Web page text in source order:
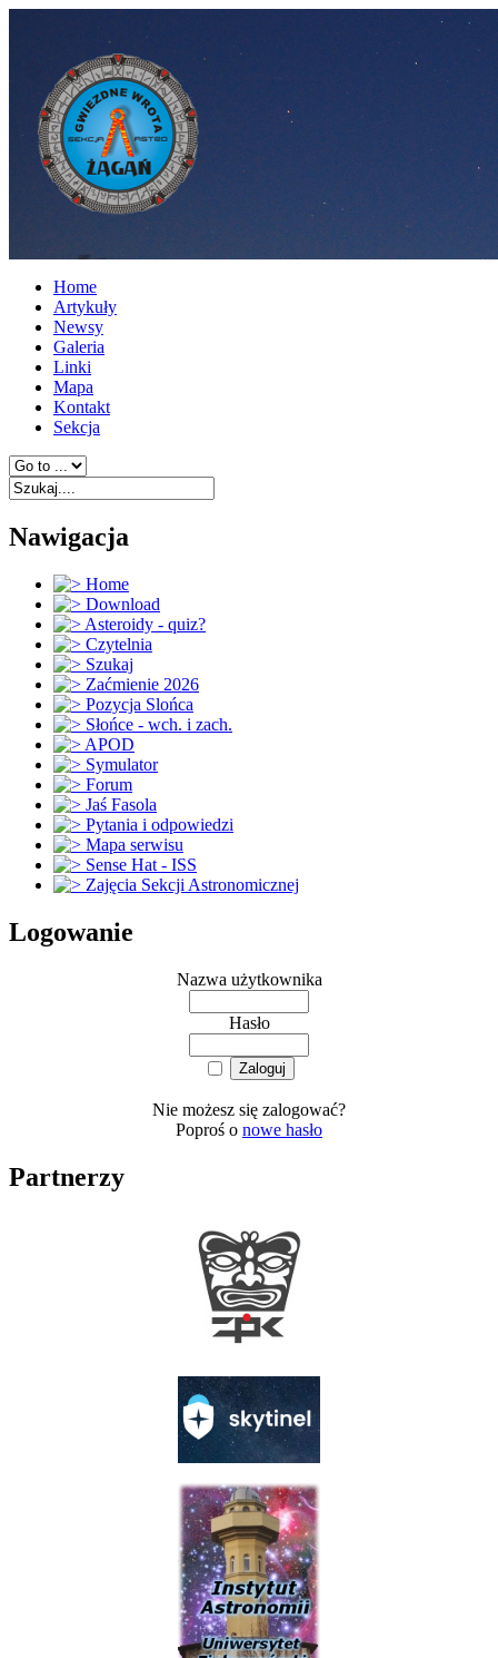
Home
Artykuły
Newsy
Galeria
Linki
Mapa
Kontakt
Sekcja
Nawigacja
Home
Download
Asteroidy - quiz?
Czytelnia
Szukaj
Zaćmienie 2026
Pozycja Slońca
Słońce - wch. i zach.
APOD
Symulator
Forum
Jaś Fasola
Pytania i odpowiedzi
Mapa serwisu
Sense Hat - ISS
Zajęcia Sekcji Astronomicznej
Logowanie
Nazwa użytkownika
Hasło
Nie możesz się zalogować?
Poproś o nowe hasło
Partnerzy